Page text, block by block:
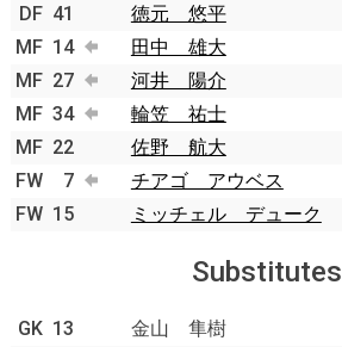
DF 41 徳元 悠平
MF 14 田中 雄大
MF 27 河井 陽介
MF 34 輪笠 祐士
MF 22 佐野 航大
FW 7 チアゴ アウベス
FW 15 ミッチェル デューク
Substitutes
GK 13
金山 隼樹